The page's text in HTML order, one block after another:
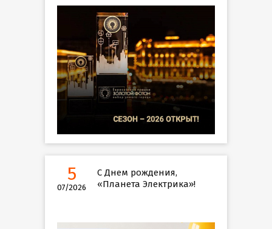
5
07/2026
С Днем рождения,
«Планета Электрика»!